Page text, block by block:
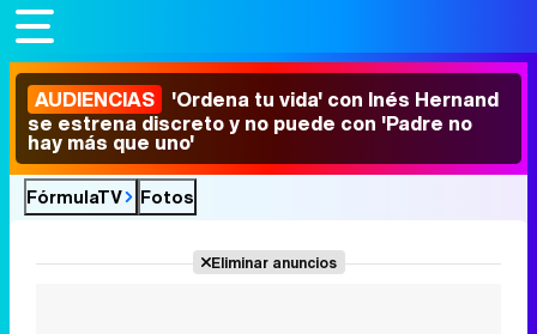
AUDIENCIAS 'Ordena tu vida' con Inés Hernand
se estrena discreto y no puede con 'Padre no
hay más que uno'
FórmulaTV Fotos
Eliminar anuncios